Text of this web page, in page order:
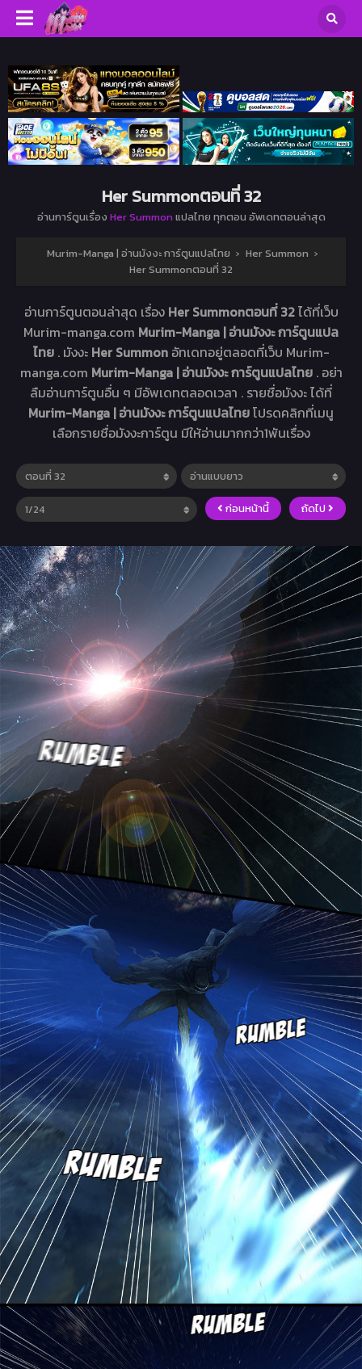
Her Summonตอนที่ 32
อ่านการ์ตูนเรื่อง Her Summon แปลไทย ทุกตอน อัพเดทตอนล่าสุด
Murim-Manga | อ่านมังงะ การ์ตูนแปลไทย › Her Summon ›
Her Summonตอนที่ 32
อ่านการ์ตูนตอนล่าสุด เรื่อง Her Summonตอนที่ 32ได้ที่เว็บ
Murim-manga.com Murim-Manga | อ่านมังงะ การ์ตูนแปล
ไทย . มังงะ Her Summon อัทเดทอยู่ตลอดที่เว็บ Murim-
manga.com Murim-Manga | อ่านมังงะ การ์ตูนแปลไทย . อย่า
ลืมอ่านการ์ตูนอื่น ๆ มีอัพเดทตลอดเวลา . รายชื่อมังงะ ได้ที่
Murim-Manga | อ่านมังงะ การ์ตูนแปลไทยโปรดคลิกที่เมนู
เลือกรายชื่อมังงะการ์ตูน มีให้อ่านมากกว่า1พันเรื่อง
ก่อนหน้านี้ ถัดไป